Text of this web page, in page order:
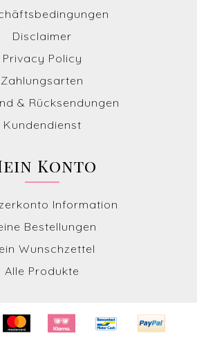
Disclaimer
Privacy Policy
Zahlungsarten
& Rücksendungen
Kundendienst
Konto
Information
Bestellungen
Wunschzettel
Alle Produkte